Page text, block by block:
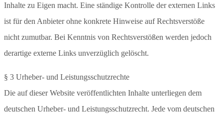
Inhalte zu Eigen macht. Eine ständige Kontrolle der externen Links
ist für den Anbieter ohne konkrete Hinweise auf Rechtsverstöße
nicht zumutbar. Bei Kenntnis von Rechtsverstößen werden jedoch
derartige externe Links unverzüglich gelöscht.
§ 3 Urheber- und Leistungsschutzrechte
Die auf dieser Website veröffentlichten Inhalte unterliegen dem
deutschen Urheber- und Leistungsschutzrecht. Jede vom deutschen